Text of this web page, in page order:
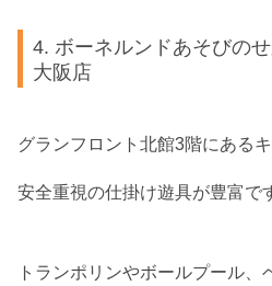
4. ボーネルンドあそびの
大阪店
グランフロント北館3階にある
安全重視の仕掛け遊具が豊富で
トランポリンやボールプール